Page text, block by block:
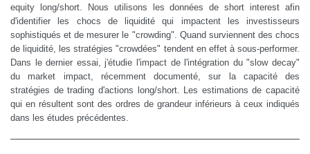
equity long/short. Nous utilisons les données de short interest afin
d'identifier les chocs de liquidité qui impactent les investisseurs
sophistiqués et de mesurer le "crowding". Quand surviennent des chocs
de liquidité, les stratégies "crowdées" tendent en effet à sous-performer.
Dans le dernier essai, j'étudie l'impact de l'intégration du "slow decay"
du market impact, récemment documenté, sur la capacité des
stratégies de trading d'actions long/short. Les estimations de capacité
qui en résultent sont des ordres de grandeur inférieurs à ceux indiqués
dans les études précédentes.